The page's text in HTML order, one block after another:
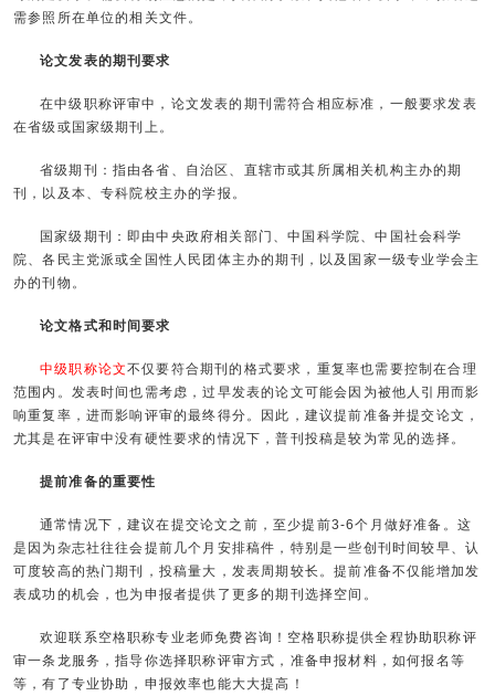
需参照所在单位的相关文件。
论文发表的期刊要求
在中级职称评审中，论文发表的期刊需符合相应标准，一般要求发表
在省级或国家级期刊上。
省级期刊：指由各省、自治区、直辖市或其所属相关机构主办的期
刊，以及本、专科院校主办的学报。
国家级期刊：即由中央政府相关部门、中国科学院、中国社会科学
院、各民主党派或全国性人民团体主办的期刊，以及国家一级专业学会主
办的刊物。
论文格式和时间要求
中级职称论文不仅要符合期刊的格式要求，重复率也需要控制在合理
范围内。发表时间也需考虑，过早发表的论文可能会因为被他人引用而影
响重复率，进而影响评审的最终得分。因此，建议提前准备并提交论文，
尤其是在评审中没有硬性要求的情况下，普刊投稿是较为常见的选择。
提前准备的重要性
通常情况下，建议在提交论文之前，至少提前3-6个月做好准备。这
是因为杂志社往往会提前几个月安排稿件，特别是一些创刊时间较早、认
可度较高的热门期刊，投稿量大，发表周期较长。提前准备不仅能增加发
表成功的机会，也为申报者提供了更多的期刊选择空间。
欢迎联系空格职称专业老师免费咨询！空格职称提供全程协助职称评
审一条龙服务，指导你选择职称评审方式，准备申报材料，如何报名等
等，有了专业协助，申报效率也能大大提高！